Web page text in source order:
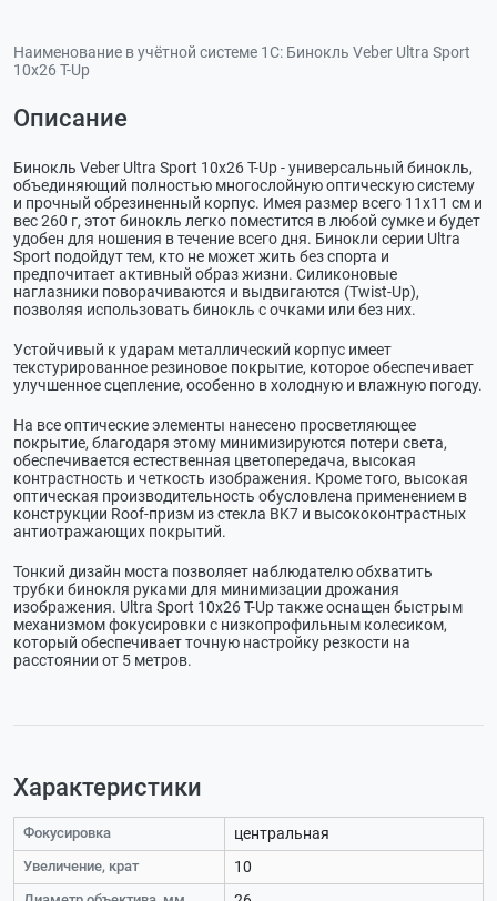
Наименование в учётной системе 1С: Бинокль Veber Ultra Sport
10x26 T-Up
Описание
Бинокль Veber Ultra Sport 10x26 T-Up - универсальный бинокль,
объединяющий полностью многослойную оптическую систему
и прочный обрезиненный корпус. Имея размер всего 11х11 см и
вес 260 г, этот бинокль легко поместится в любой сумке и будет
удобен для ношения в течение всего дня. Бинокли серии Ultra
Sport подойдут тем, кто не может жить без спорта и
предпочитает активный образ жизни. Силиконовые
наглазники поворачиваются и выдвигаются (Twist-Up),
позволяя использовать бинокль с очками или без них.
Устойчивый к ударам металлический корпус имеет
текстурированное резиновое покрытие, которое обеспечивает
улучшенное сцепление, особенно в холодную и влажную погоду.
На все оптические элементы нанесено просветляющее
покрытие, благодаря этому минимизируются потери света,
обеспечивается естественная цветопередача, высокая
контрастность и четкость изображения. Кроме того, высокая
оптическая производительность обусловлена применением в
конструкции Roof-призм из стекла BK7 и высококонтрастных
антиотражающих покрытий.
Тонкий дизайн моста позволяет наблюдателю обхватить
трубки бинокля руками для минимизации дрожания
изображения. Ultra Sport 10x26 T-Up также оснащен быстрым
механизмом фокусировки с низкопрофильным колесиком,
который обеспечивает точную настройку резкости на
расстоянии от 5 метров.
Характеристики
Фокусировка центральная
Увеличение, крат 10